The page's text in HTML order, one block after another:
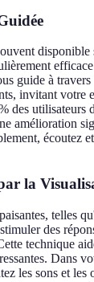
guide à
invitant votre
des utilisateurs
amélioration
écoutez
la
telles
des
technique
Dans
les sons et